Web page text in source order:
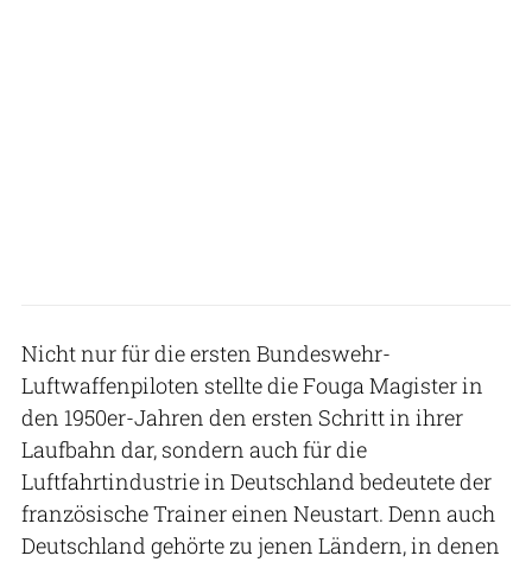
Nicht nur für die ersten Bundeswehr-
Luftwaffenpiloten stellte die Fouga Magister in
den 1950er-Jahren den ersten Schritt in ihrer
Laufbahn dar, sondern auch für die
Luftfahrtindustrie in Deutschland bedeutete der
französische Trainer einen Neustart. Denn auch
Deutschland gehörte zu jenen Ländern, in denen